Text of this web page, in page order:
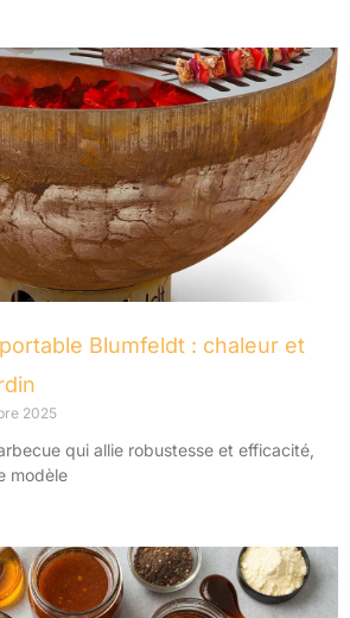
Blumfeldt : chaleur et
2025
qui allie robustesse et efficacité,
modèle